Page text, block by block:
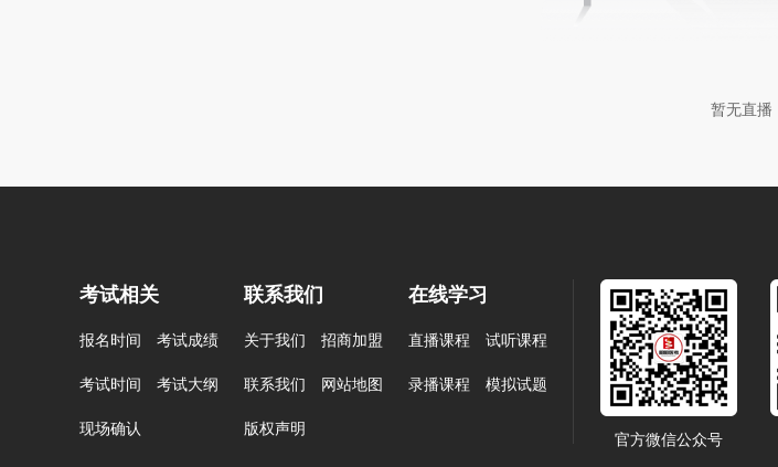
暂无直播
考试相关
报名时间
考试成绩
考试时间
考试大纲
现场确认
联系我们
关于我们
招商加盟
联系我们
网站地图
版权声明
在线学习
直播课程
试听课程
录播课程
模拟试题
官方微信公众号